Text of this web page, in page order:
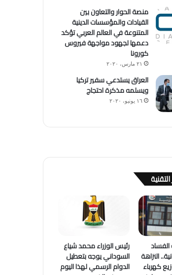
منصة الحوار والتعاون بين
القيادات والمؤسسات الدينية
المتنوعة في العالم العربي تؤكد
دعمها لجهود مواجهة فيروس
كورونا
٢١ مارس، ٢٠٢٠
العراق يستدعي سفير تركيا
ويسلمه مذكرة احتجاج
١٦ يونيو، ٢٠٢٠
النزاهة
كهرباء
رئيس الوزراء محمد شياع
السوداني يوجه بتعطيل
الدوام الرسمي لهذا اليوم